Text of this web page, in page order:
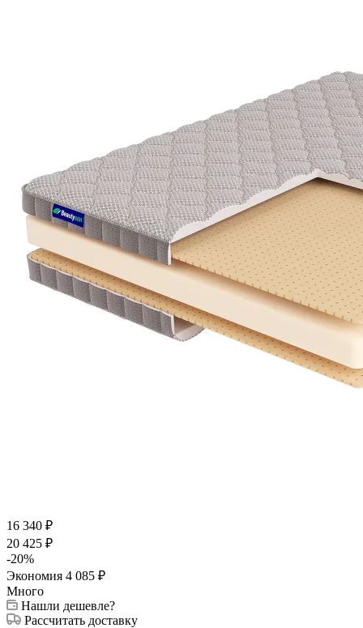
16 340 ₽
20 425 ₽
-20%
Экономия 4 085 ₽
Много
Нашли дешевле?
Рассчитать доставку